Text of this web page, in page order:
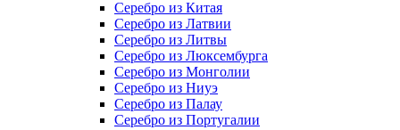
Серебро из Китая
Серебро из Латвии
Серебро из Литвы
Серебро из Люксембурга
Серебро из Монголии
Серебро из Ниуэ
Серебро из Палау
Серебро из Португалии